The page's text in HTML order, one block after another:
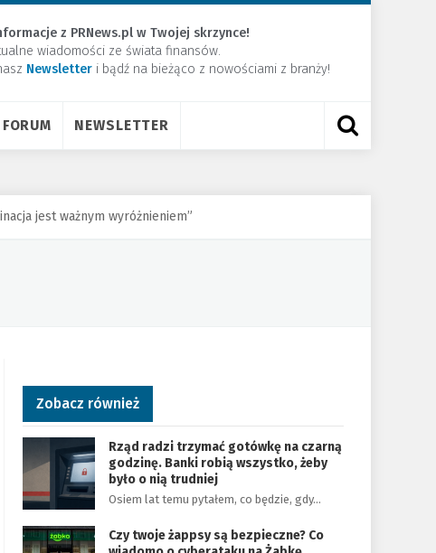
z PRNews.pl w Twojej skrzynce!
wiadomości ze świata finansów.
Newsletter ​i bądź na bieżąco z nowościami z branży!
FORUM NEWSLETTER
jest ważnym wyróżnieniem”
Zobacz również
Rząd radzi trzymać gotówkę na czarną
godzinę. Banki robią wszystko, żeby
było o nią trudniej
Osiem lat temu pytałem, co będzie, gdy…
Czy twoje żappsy są bezpieczne? Co